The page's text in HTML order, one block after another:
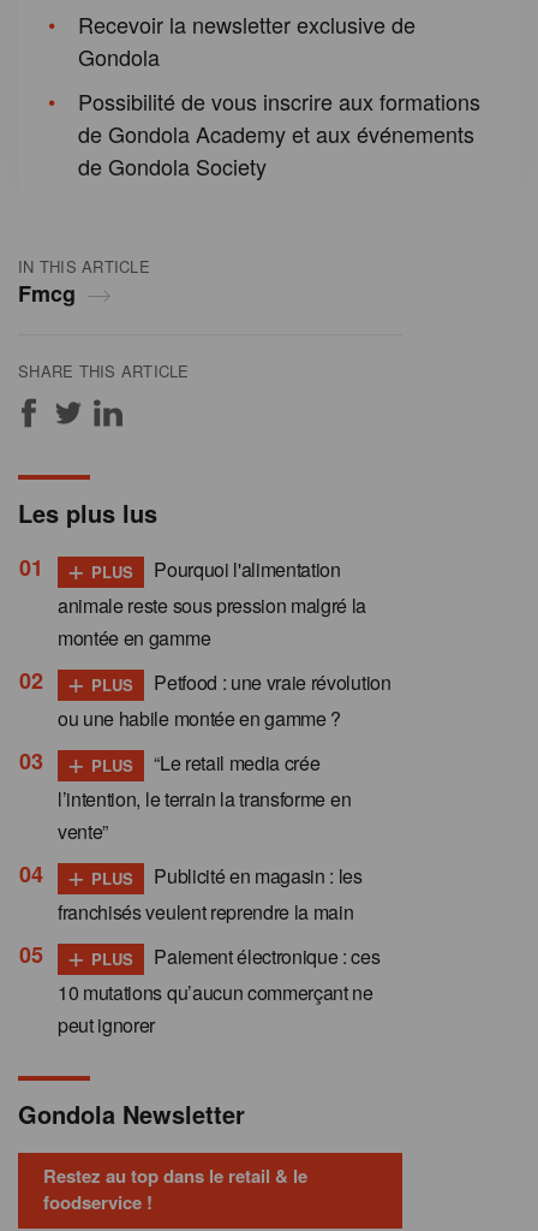
IN THIS ARTICLE
Fmcg
SHARE THIS ARTICLE
Recevoir la newsletter exclusive de
Gondola
Possibilité de vous inscrire aux formations
de Gondola Academy et aux événements
de Gondola Society
Les plus lus
+ PLUS
Pourquoi l'alimentation
animale reste sous pression malgré la
montée en gamme
+ PLUS
Petfood : une vraie révolution
ou une habile montée en gamme ?
+ PLUS
“Le retail media crée
l’intention, le terrain la transforme en
vente”
+ PLUS
Publicité en magasin : les
franchisés veulent reprendre la main
+ PLUS
Paiement électronique : ces
10 mutations qu’aucun commerçant ne
peut ignorer
Gondola Newsletter
Restez au top dans le retail & le
foodservice !